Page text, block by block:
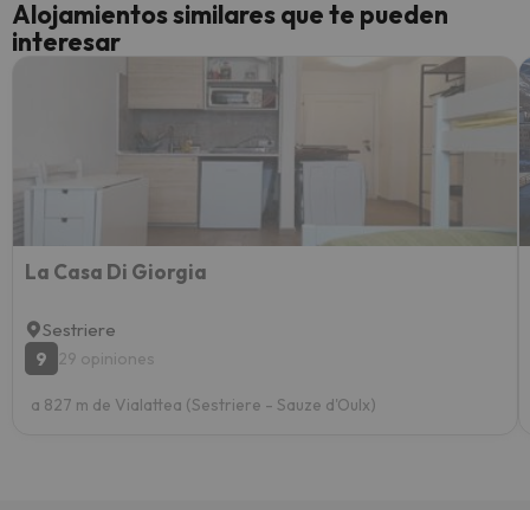
Alojamientos similares que te pueden
interesar
La Casa Di Giorgia
Sestriere
9
29 opiniones
a 827 m de Vialattea (Sestriere - Sauze d'Oulx)